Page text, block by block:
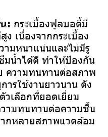
: กระเบื้องฟูลบอดี้มี
เนื่องจากกระเบื้อง
มหนาแน่นและไม่มีรู
น้ำได้ดี ทำให้ป้องกัน
ความทนทานต่อสภาพ
ารใช้งานยาวนาน ดัง
วเลือกที่ยอดเยี่ยม
ามทนทานต่อความชื้น
กหลายสภาพแวดล้อม